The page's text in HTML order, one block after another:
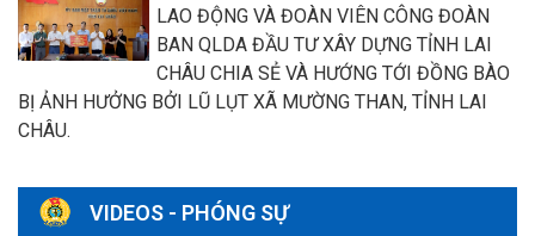
LAO ĐỘNG VÀ ĐOÀN VIÊN CÔNG ĐOÀN
BAN QLDA ĐẦU TƯ XÂY DỰNG TỈNH LAI
CHÂU CHIA SẺ VÀ HƯỚNG TỚI ĐỒNG BÀO
BỊ ẢNH HƯỞNG BỞI LŨ LỤT XÃ MƯỜNG THAN, TỈNH LAI
CHÂU.
VIDEOS - PHÓNG SỰ